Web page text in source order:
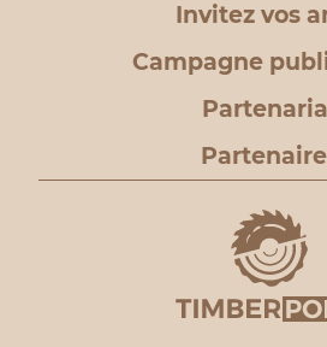
Invitez vos
Campagne